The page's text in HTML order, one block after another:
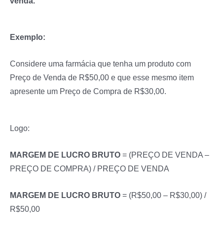
Exemplo:
Considere uma farmácia que tenha um produto com
Preço de Venda de R$50,00 e que esse mesmo item
apresente um Preço de Compra de R$30,00.
Logo:
MARGEM DE LUCRO BRUTO = (PREÇO DE VENDA –
PREÇO DE COMPRA) / PREÇO DE VENDA
MARGEM DE LUCRO BRUTO = (R$50,00 – R$30,00) /
R$50,00